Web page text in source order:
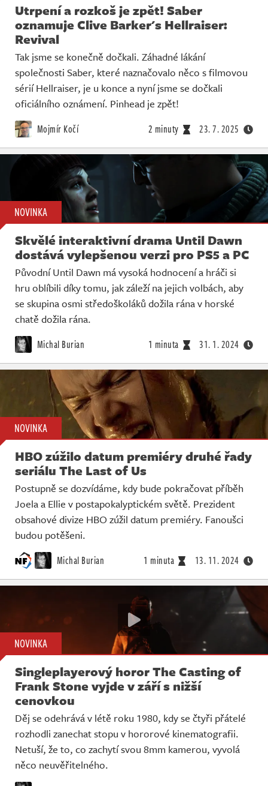
Utrpení a rozkoš je zpět! Saber
oznamuje Clive Barker's Hellraiser:
Revival
Tak jsme se konečně dočkali. Záhadné lákání
společnosti Saber, které naznačovalo něco s filmovou
sérií Hellraiser, je u konce a nyní jsme se dočkali
oficiálního oznámení. Pinhead je zpět!
Mojmír Kočí 2 minuty 23. 7. 2025
NOVINKA
Skvělé interaktivní drama Until Dawn
dostává vylepšenou verzi pro PS5 a PC
Původní Until Dawn má vysoká hodnocení a hráči si
hru oblíbili díky tomu, jak záleží na jejich volbách, aby
se skupina osmi středoškoláků dožila rána v horské
chatě dožila rána.
Michal Burian 1 minuta 31. 1. 2024
NOVINKA
HBO zúžilo datum premiéry druhé řady
seriálu The Last of Us
Postupně se dozvídáme, kdy bude pokračovat příběh
Joela a Ellie v postapokalyptickém světě. Prezident
obsahové divize HBO zúžil datum premiéry. Fanoušci
budou potěšeni.
Michal Burian 1 minuta 13. 11. 2024
NOVINKA
Singleplayerový horor The Casting of
Frank Stone vyjde v září s nižší
cenovkou
Děj se odehrává v létě roku 1980, kdy se čtyři přátelé
rozhodli zanechat stopu v hororové kinematografii.
Netuší, že to, co zachytí svou 8mm kamerou, vyvolá
něco neuvěřitelného.